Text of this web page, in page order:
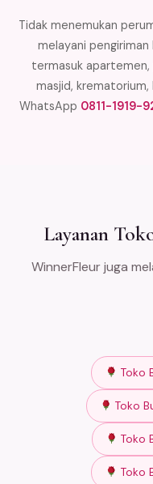
Tidak menemukan
melayani pengiriman
termasuk apartemen,
masjid, krematorium,
WhatsApp 0811-1919-
Layanan
WinnerFleur juga
Toko
Toko
Toko
Toko